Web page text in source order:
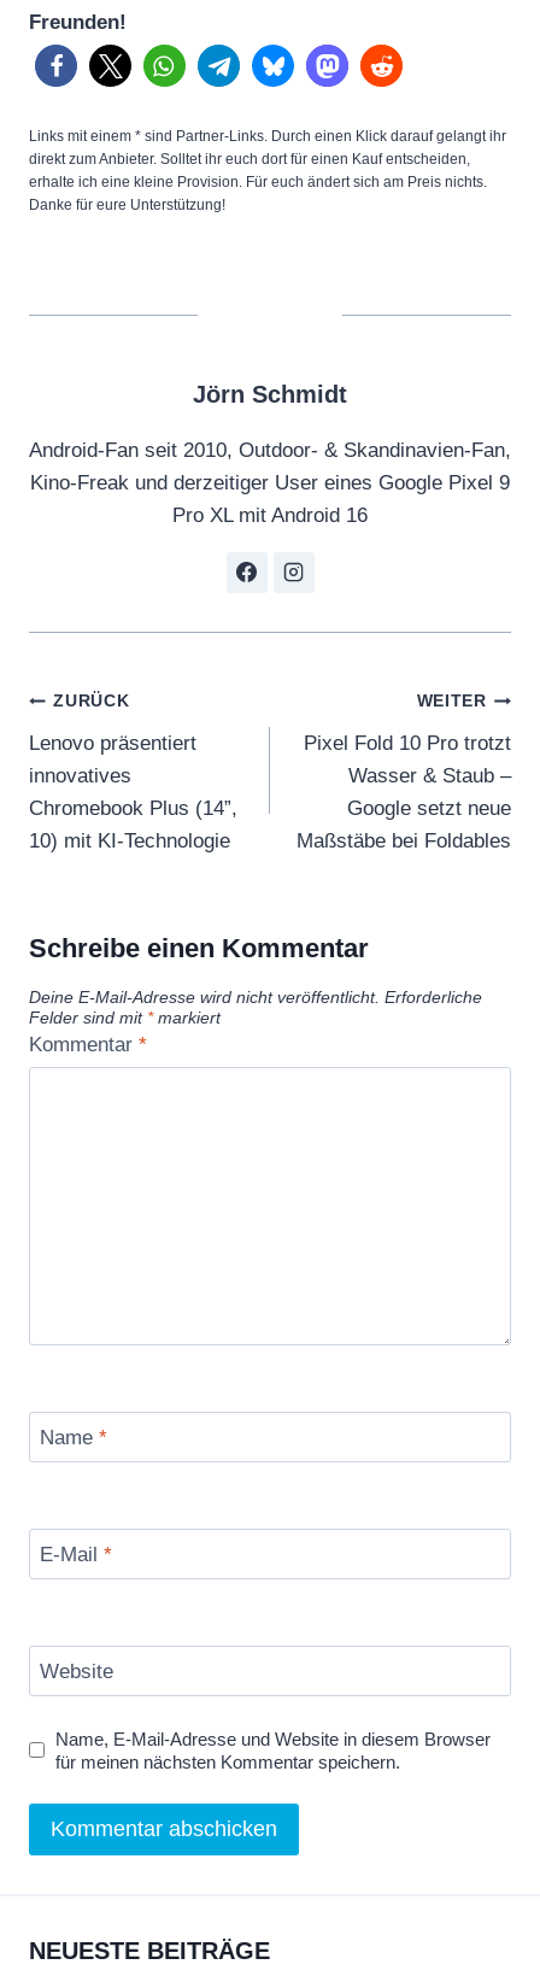
Freunden!
Links mit einem * sind Partner-Links. Durch einen Klick darauf gelangt ihr
direkt zum Anbieter. Solltet ihr euch dort für einen Kauf entscheiden,
erhalte ich eine kleine Provision. Für euch ändert sich am Preis nichts.
Danke für eure Unterstützung!
Jörn Schmidt
Android-Fan seit 2010, Outdoor- & Skandinavien-Fan,
Kino-Freak und derzeitiger User eines Google Pixel 9
Pro XL mit Android 16
Beitragsnavigation
ZURÜCK
Lenovo präsentiert
innovatives
Chromebook Plus (14”,
10) mit KI-Technologie
WEITER
Pixel Fold 10 Pro trotzt
Wasser & Staub –
Google setzt neue
Maßstäbe bei Foldables
Schreibe einen Kommentar
Deine E-Mail-Adresse wird nicht veröffentlicht. Erforderliche
Felder sind mit *markiert
Kommentar *
Name *
E-Mail *
Website
Name, E-Mail-Adresse und Website in diesem Browser
für meinen nächsten Kommentar speichern.
NEUESTE BEITRÄGE